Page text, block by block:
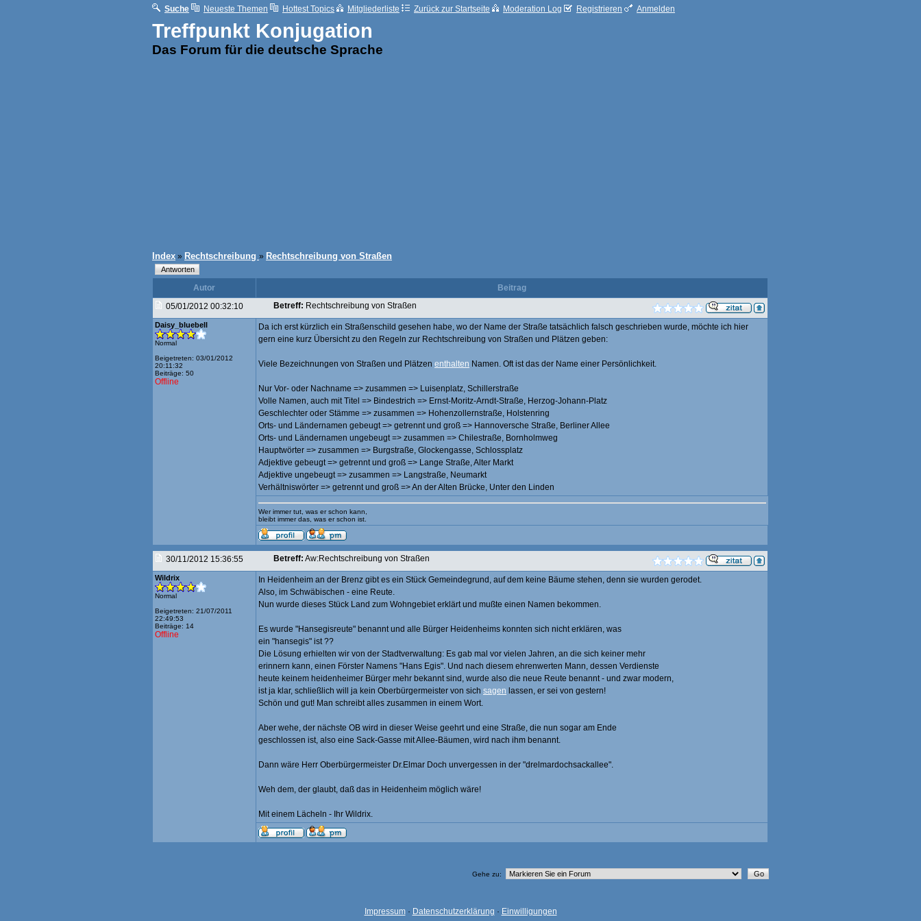
Suche Neueste Themen Hottest Topics Mitgliederliste Zurück zur Startseite Moderation Log Registrieren Anmelden
Treffpunkt Konjugation
Das Forum für die deutsche Sprache
Index » Rechtschreibung » Rechtschreibung von Straßen
Autor
Beitrag
05/01/2012 00:32:10
Betreff: Rechtschreibung von Straßen
Daisy_bluebell
Normal
Beigetreten: 03/01/2012
20:11:32
Beiträge: 50
Offline
Da ich erst kürzlich ein Straßenschild gesehen habe, wo der Name der Straße tatsächlich falsch geschrieben wurde, möchte ich hier
gern eine kurz Übersicht zu den Regeln zur Rechtschreibung von Straßen und Plätzen geben:
Viele Bezeichnungen von Straßen und Plätzen enthalten Namen. Oft ist das der Name einer Persönlichkeit.
Nur Vor- oder Nachname => zusammen => Luisenplatz, Schillerstraße
Volle Namen, auch mit Titel => Bindestrich => Ernst-Moritz-Arndt-Straße, Herzog-Johann-Platz
Geschlechter oder Stämme => zusammen => Hohenzollernstraße, Holstenring
Orts- und Ländernamen gebeugt => getrennt und groß => Hannoversche Straße, Berliner Allee
Orts- und Ländernamen ungebeugt => zusammen => Chilestraße, Bornholmweg
Hauptwörter => zusammen => Burgstraße, Glockengasse, Schlossplatz
Adjektive gebeugt => getrennt und groß => Lange Straße, Alter Markt
Adjektive ungebeugt => zusammen => Langstraße, Neumarkt
Verhältniswörter => getrennt und groß => An der Alten Brücke, Unter den Linden
Wer immer tut, was er schon kann,
bleibt immer das, was er schon ist.
30/11/2012 15:36:55 Betreff: Aw:Rechtschreibung von Straßen
Wildrix
Normal
Beigetreten: 21/07/2011
22:49:53
Beiträge: 14
Offline
In Heidenheim an der Brenz gibt es ein Stück Gemeindegrund, auf dem keine Bäume stehen, denn sie wurden gerodet.
Also, im Schwäbischen - eine Reute.
Nun wurde dieses Stück Land zum Wohngebiet erklärt und mußte einen Namen bekommen.
Es wurde "Hansegisreute" benannt und alle Bürger Heidenheims konnten sich nicht erklären, was
ein "hansegis" ist ??
Die Lösung erhielten wir von der Stadtverwaltung: Es gab mal vor vielen Jahren, an die sich keiner mehr
erinnern kann, einen Förster Namens "Hans Egis". Und nach diesem ehrenwerten Mann, dessen Verdienste
heute keinem heidenheimer Bürger mehr bekannt sind, wurde also die neue Reute benannt - und zwar modern,
ist ja klar, schließlich will ja kein Oberbürgermeister von sich sagen lassen, er sei von gestern!
Schön und gut! Man schreibt alles zusammen in einem Wort.
Aber wehe, der nächste OB wird in dieser Weise geehrt und eine Straße, die nun sogar am Ende
geschlossen ist, also eine Sack-Gasse mit Allee-Bäumen, wird nach ihm benannt.
Dann wäre Herr Oberbürgermeister Dr.Elmar Doch unvergessen in der "drelmardochsackallee".
Weh dem, der glaubt, daß das in Heidenheim möglich wäre!
Mit einem Lächeln - Ihr Wildrix.
Gehe zu:
Impressum· Datenschutzerklärung · Einwilligungen